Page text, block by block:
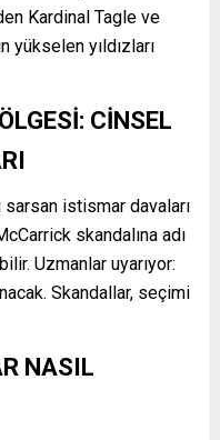
Kardinal Tagle ve
yükselen yıldızları
CİNSEL
sarsan istismar davaları
skandalına adı
Uzmanlar uyarıyor:
Skandallar, seçimi
NASIL